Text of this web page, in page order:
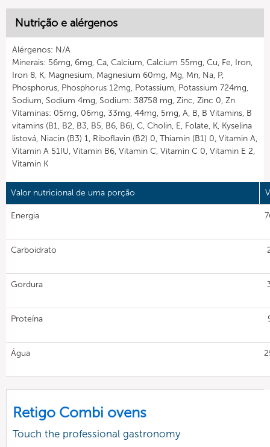
Nutrição e alérgenos
Alérgenos: N/A
Minerais: 56mg, 6mg, Ca, Calcium, Calcium 55mg, Cu, Fe, Iron,
Iron 8, K, Magnesium, Magnesium 60mg, Mg, Mn, Na, P,
Phosphorus, Phosphorus 12mg, Potassium, Potassium 724mg,
Sodium, Sodium 4mg, Sodium: 38758 mg, Zinc, Zinc 0, Zn
Vitaminas: 05mg, 06mg, 33mg, 44mg, 5mg, A, B, B Vitamins, B
vitamins (B1, B2, B3, B5, B6, B6), C, Cholin, E, Folate, K, Kyselina
listová, Niacin (B3) 1, Riboflavin (B2) 0, Thiamin (B1) 0, Vitamin A,
Vitamin A 51IU, Vitamin B6, Vitamin C, Vitamin C 0, Vitamin E 2,
Vitamin K
Valor nutricional de uma porção
Energia
Carboidrato
Gordura
Proteína
Água
Retigo Combi ovens
Touch the professional gastronomy